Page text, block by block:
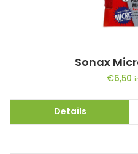
Sonax
€6,50
Details